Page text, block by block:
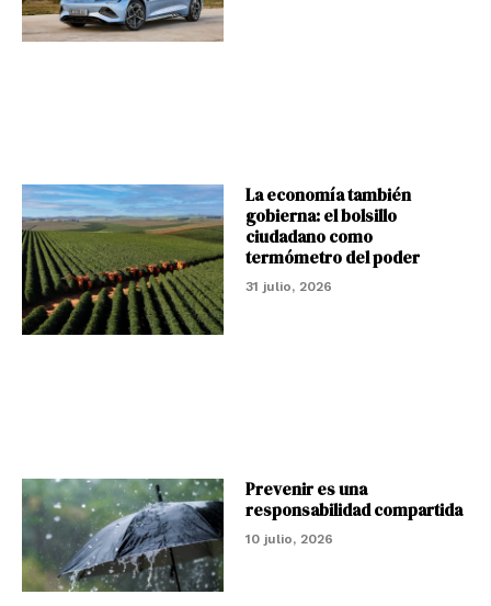
La economía también
gobierna: el bolsillo
ciudadano como
termómetro del poder
31 julio, 2026
Prevenir es una
responsabilidad compartida
10 julio, 2026